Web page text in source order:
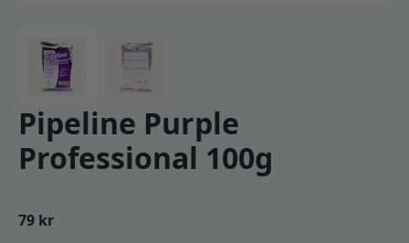
Pipeline Purple
Professional 100g
79 kr